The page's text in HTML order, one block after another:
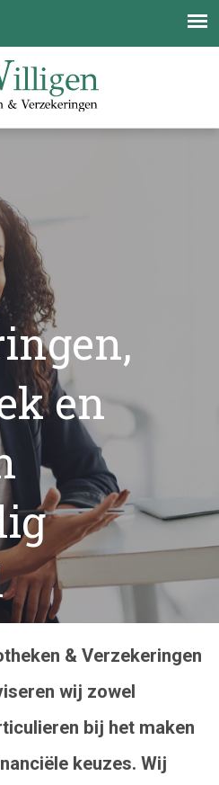
en
& Verzekeringen
wij zowel
bij het maken
keuzes. Wij